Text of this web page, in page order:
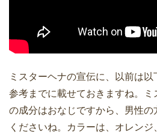
ミスターヘナの宣伝に、以前は以
参考までに載せておきますね。
の成分はおなじですから、男性
くださいね。カラーは、オレン